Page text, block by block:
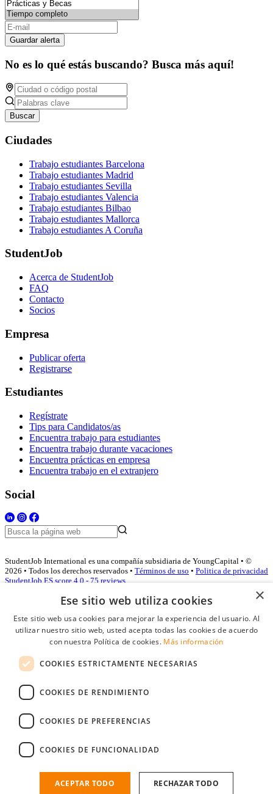
Guardar alerta
No es lo qué estás buscando? Busca más aquí!
Buscar
Ciudades
Trabajo estudiantes Barcelona
Trabajo estudiantes Madrid
Trabajo estudiantes Sevilla
Trabajo estudiantes Valencia
Trabajo estudiantes Bilbao
Trabajo estudiantes Mallorca
Trabajo estudiantes A Coruña
StudentJob
Acerca de StudentJob
FAQ
Contacto
Socios
Empresa
Publicar oferta
Registrarse
Estudiantes
Regístrate
Tips para Candidatos/as
Encuentra trabajo para estudiantes
Encuentra trabajo durante vacaciones
Encuentra prácticas en empresa
Encuentra trabajo en el extranjero
Social
StudentJob International es una compañía subsidiaria de YoungCapital • ©
2026 • Todos los derechos reservados • Términos de uso • Politica de privacidad
StudentJob ES score 4.0 - 75 reviews
Acceso empresas
Contraseña
Recordarme
Conectarse
Registro gratuito empresas
Encuentre al candidato perfecto a tan sólo un par de clicks
×
Ese sitio web utiliza cookies
Este sitio web usa cookies para mejorar la experiencia del usuario. Al
utilizar nuestro sitio web, usted acepta todas las cookies de acuerdo
con nuestra Política de cookies. Más información
COOKIES ESTRICTAMENTE NECESARIAS
COOKIES DE RENDIMIENTO
COOKIES DE PREFERENCIAS
COOKIES DE FUNCIONALIDAD
ACEPTAR TODO RECHAZAR TODO